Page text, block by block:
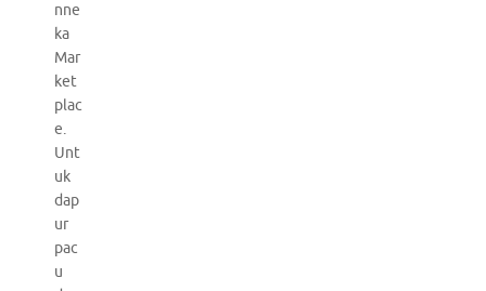
nne
ka
Mar
ket
plac
e.
Unt
uk
dap
ur
pac
u